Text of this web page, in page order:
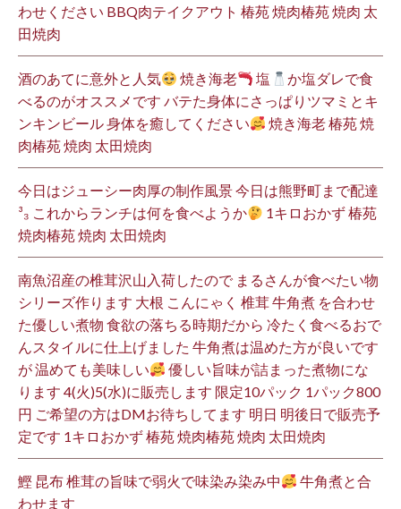
わせください BBQ肉テイクアウト 椿苑 焼肉椿苑 焼肉 太
田焼肉
酒のあてに意外と人気 焼き海老 塩
か塩ダレで食
べるのがオススメです バテた身体にさっぱりツマミとキ
ンキンビール 身体を癒してください
焼き海老 椿苑 焼
肉椿苑 焼肉 太田焼肉
今日はジューシー肉厚の制作風景 今日は熊野町まで配達
³₃ これからランチは何を食べようか
1キロおかず 椿苑
焼肉椿苑 焼肉 太田焼肉
南魚沼産の椎茸沢山入荷したので まるさんが食べたい物
シリーズ作ります 大根 こんにゃく 椎茸 牛角煮 を合わせ
た優しい煮物 食欲の落ちる時期だから 冷たく食べるおで
んスタイルに仕上げました 牛角煮は温めた方が良いです
が 温めても美味しい
優しい旨味が詰まった煮物にな
ります 4(火)5(水)に販売します 限定10パック 1パック800
円 ご希望の方はDMお待ちしてます 明日 明後日で販売予
定です 1キロおかず 椿苑 焼肉椿苑 焼肉 太田焼肉
鰹 昆布 椎茸の旨味で弱火で味染み染み中
牛角煮と合
わせます